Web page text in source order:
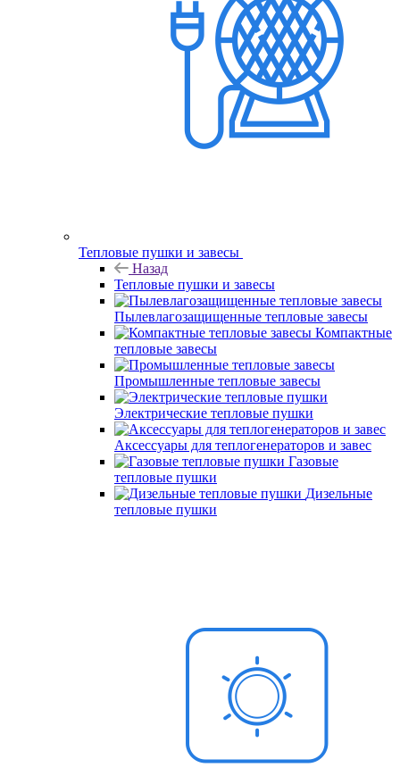
Тепловые пушки и завесы
Назад
Тепловые пушки и завесы
Пылевлагозащищенные тепловые завесы
Компактные
тепловые завесы
Промышленные тепловые завесы
Электрические тепловые пушки
Аксессуары для теплогенераторов и завес
Газовые
тепловые пушки
Дизельные
тепловые пушки